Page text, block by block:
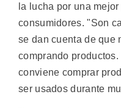
la lucha por una
consumidores. "Son
se dan cuenta de que
comprando
conviene comprar
ser usados durante